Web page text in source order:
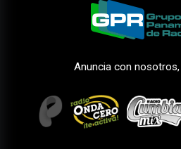
Anuncia con